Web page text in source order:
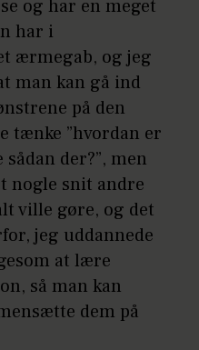
og har en meget
har i
ærmegab, og jeg
man kan gå ind
på den
tænke ”hvordan er
der?”, men
nogle snit andre
ville gøre, og det
jeg uddannede
at lære
så man kan
dem på